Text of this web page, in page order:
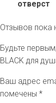
отверст
Отзывов пока
Будьте
BLACK для
Ваш адрес
помечены *